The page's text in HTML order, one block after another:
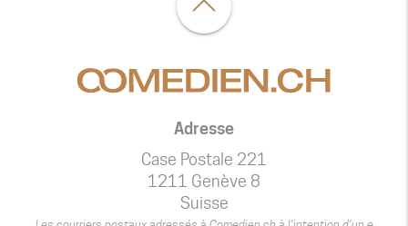
Adresse
Case Postale 221
1211 Genève 8
Suisse